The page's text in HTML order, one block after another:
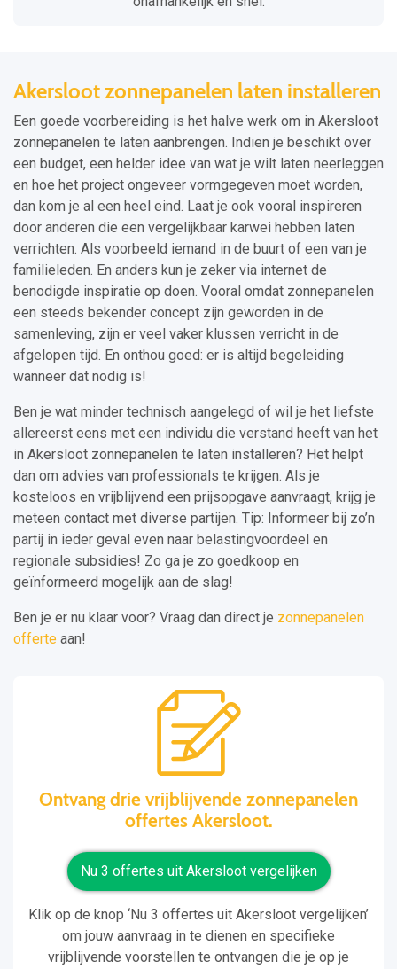
Akersloot zonnepanelen laten installeren
Een goede voorbereiding is het halve werk om in Akersloot
zonnepanelen te laten aanbrengen. Indien je beschikt over
een budget, een helder idee van wat je wilt laten neerleggen
en hoe het project ongeveer vormgegeven moet worden,
dan kom je al een heel eind. Laat je ook vooral inspireren
door anderen die een vergelijkbaar karwei hebben laten
verrichten. Als voorbeeld iemand in de buurt of een van je
familieleden. En anders kun je zeker via internet de
benodigde inspiratie op doen. Vooral omdat zonnepanelen
een steeds bekender concept zijn geworden in de
samenleving, zijn er veel vaker klussen verricht in de
afgelopen tijd. En onthou goed: er is altijd begeleiding
wanneer dat nodig is!
Ben je wat minder technisch aangelegd of wil je het liefste
allereerst eens met een individu die verstand heeft van het
in Akersloot zonnepanelen te laten installeren? Het helpt
dan om advies van professionals te krijgen. Als je
kosteloos en vrijblijvend een prijsopgave aanvraagt, krijg je
meteen contact met diverse partijen. Tip: Informeer bij zo’n
partij in ieder geval even naar belastingvoordeel en
regionale subsidies! Zo ga je zo goedkoop en
geïnformeerd mogelijk aan de slag!
Ben je er nu klaar voor? Vraag dan direct je zonnepanelen
offerte aan!
Ontvang drie vrijblijvende zonnepanelen
offertes Akersloot.
Nu 3 offertes uit Akersloot vergelijken
Klik op de knop ‘Nu 3 offertes uit Akersloot vergelijken’
om jouw aanvraag in te dienen en specifieke
vrijblijvende voorstellen te ontvangen die je op je